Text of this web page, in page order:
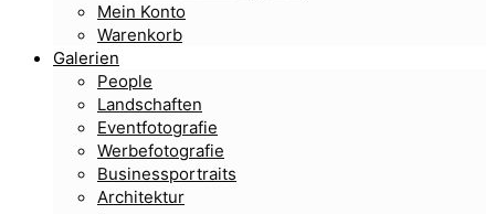
Mein Konto
Warenkorb
Galerien
People
Landschaften
Eventfotografie
Werbefotografie
Businessportraits
Architektur